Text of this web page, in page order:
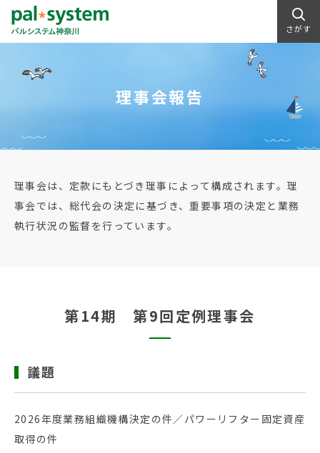
さがす
理事会報告
理事会は、定款にもとづき理事によって構成されます。理
事会では、総代会の決定に基づき、重要事項の決定と業務
執行状況の監督を行っています。
第14期 第9回定例理事会
議題
2026年度業務組織機構決定の件／パワーリフター固定資産
取得の件